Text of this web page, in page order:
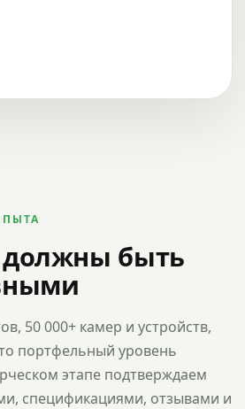
быть
50 000+ камер и устройств,
портфельный уровень
этапе подтверждаем
спецификациями, отзывами и